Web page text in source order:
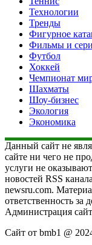
Технологии
Тренды
Фигурное
Фильмы и
Футбол
Хоккей
Чемпионат
Шахматы
Шоу-бизнес
Экология
Экономика
Данный сайт не
сайте ни чего не
услуги не
новостей RSS
newsru.com.
ответственность за
Администрация
Сайт от bmb1 @